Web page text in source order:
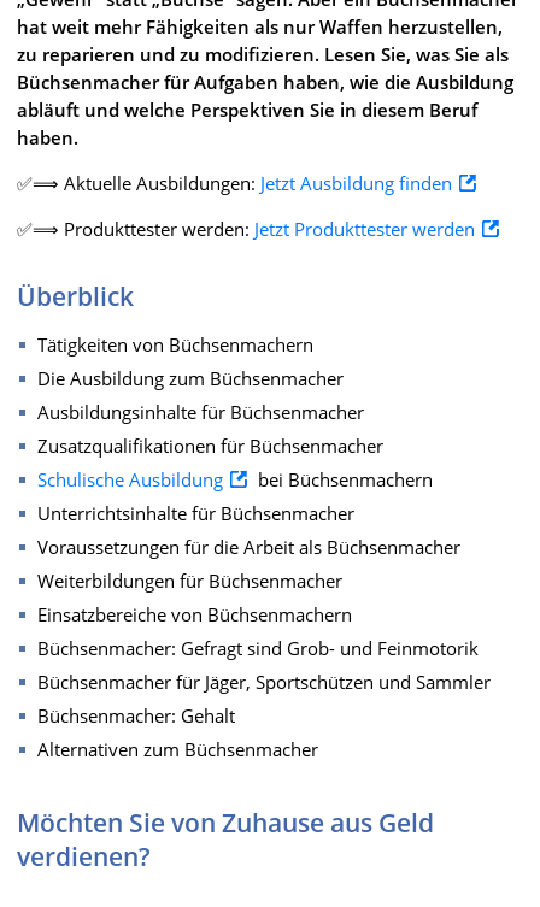
hat weit mehr Fähigkeiten als nur Waffen herzustellen,
zu reparieren und zu modifizieren. Lesen Sie, was Sie als
Büchsenmacher für Aufgaben haben, wie die Ausbildung
abläuft und welche Perspektiven Sie in diesem Beruf
haben.
✅⟹ Aktuelle Ausbildungen: Jetzt Ausbildung finden
✅⟹ Produkttester werden: Jetzt Produkttester werden
Überblick
Tätigkeiten von Büchsenmachern
Die Ausbildung zum Büchsenmacher
Ausbildungsinhalte für Büchsenmacher
Zusatzqualifikationen für Büchsenmacher
Schulische Ausbildung
bei Büchsenmachern
Unterrichtsinhalte für Büchsenmacher
Voraussetzungen für die Arbeit als Büchsenmacher
Weiterbildungen für Büchsenmacher
Einsatzbereiche von Büchsenmachern
Büchsenmacher: Gefragt sind Grob- und Feinmotorik
Büchsenmacher für Jäger, Sportschützen und Sammler
Büchsenmacher: Gehalt
Alternativen zum Büchsenmacher
Möchten Sie von Zuhause aus Geld
verdienen?